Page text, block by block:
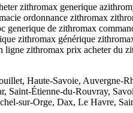
zithromax generique
ordonnance zithromax
de zithromax
zithromax générique
zithromax prix acheter du
Haute-Savoie,
Saint-Étienne-du-Rouvray,
sur-Orge, Dax, Le Havre,